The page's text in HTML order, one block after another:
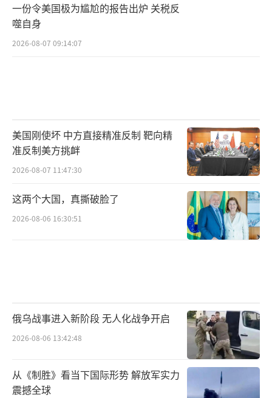
霍尔木兹海峡这一核心矛盾能否找到最低限度
的共识，将成为决定后续谈判能否继续推进、
一份令美国极为尴尬的报告出炉 关税反
噬自身
2026-08-07 09:14:07
美国刚使坏 中方直接精准反制 靶向精
准反制美方挑衅
2026-08-07 11:47:30
这两个大国，真撕破脸了
2026-08-06 16:30:51
俄乌战事进入新阶段 无人化战争开启
2026-08-06 13:42:48
从《制胜》看当下国际形势 解放军实力
震撼全球